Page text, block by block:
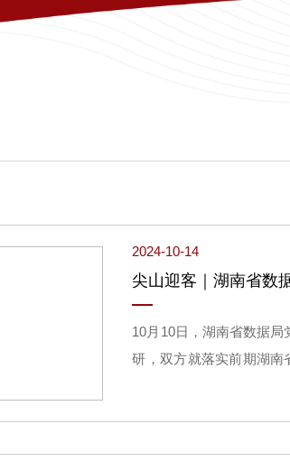
2024-10-14
尖山迎客｜湖南省数
10月10日，湖南省数据局
研，双方就落实前期湖南